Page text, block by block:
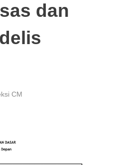
dan
CM